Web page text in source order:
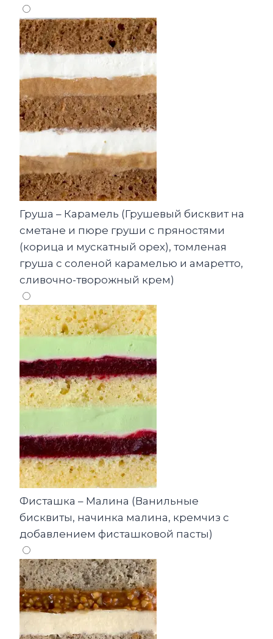
Груша – Карамель (Грушевый бисквит на
сметане и пюре груши с пряностями
(корица и мускатный орех), томленая
груша с соленой карамелью и амаретто,
сливочно-творожный крем)
Фисташка – Малина (Ванильные
бисквиты, начинка малина, кремчиз с
добавлением фисташковой пасты)